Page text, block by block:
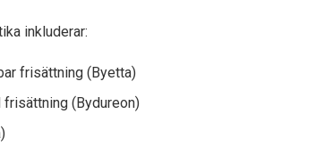
inkluderar:
frisättning (Byetta)
(Bydureon)